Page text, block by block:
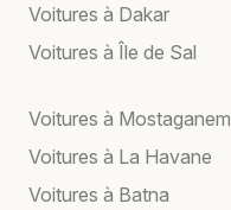
Voitures à Dakar
Voitures à Île de Sal
Voitures à Mostaganem
Voitures à La Havane
Voitures à Batna